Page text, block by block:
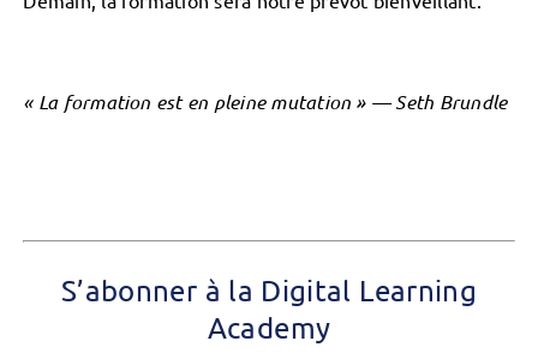
« La formation est en pleine mutation » — Seth Brundle
S’abonner à la Digital Learning
Academy